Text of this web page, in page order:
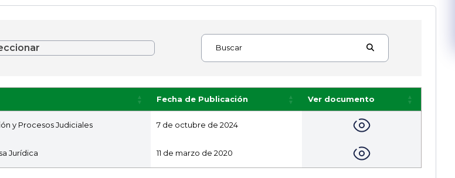
Buscar
Fecha de Publicación Ver documento
y Procesos Judiciales 7 de octubre de 2024
Jurídica 11 de marzo de 2020